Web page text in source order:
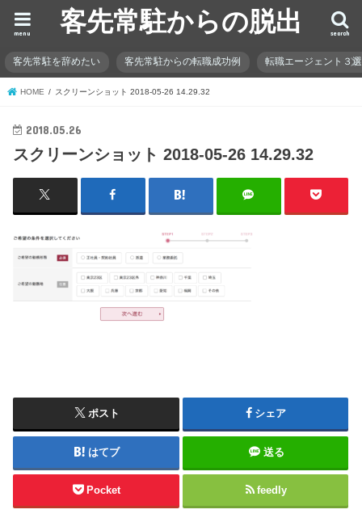
客先常駐からの脱出 search
menu
客先常駐を辞めたい 客先常駐からの転職成功例 転職エージェント３
HOME スクリーンショット 2018-05-26 14.29.32
2018.05.26
スクリーンショット 2018-05-26 14.29.32
ポスト シェア
はてブ 送る
Pocket feedly